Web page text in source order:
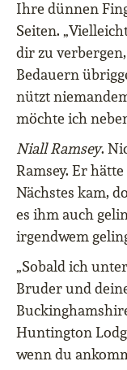
Ihre dünnen
Seiten.
dir zu
Bedauern
nützt
möchte ich
Niall Ramsey.
Ramsey. Er
Nächstes kam,
es ihm auch
irgendwem
„Sobald ich
Bruder und
Huntington
wenn du